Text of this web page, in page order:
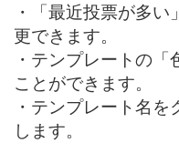
・「最近投票が多い
更できます。
・テンプレートの